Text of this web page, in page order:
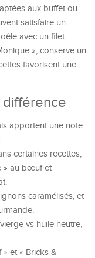
aux buffet ou
satisfaire un
avec un filet
», conserve un
favorisent une
différence
apportent une note
certaines recettes,
» au bœuf et
caramélisés, et
vs huile neutre,
et « Bricks &